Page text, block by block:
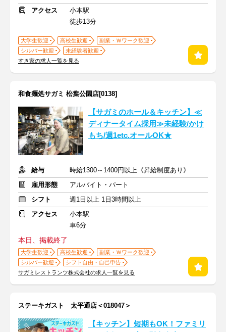
アクセス
小本駅
徒歩13分
大学生歓迎 高校生歓迎
副業・Ｗワーク歓迎
シルバー歓迎
未経験者歓迎
すき家の求人一覧を見る
和食麺処サガミ 松葉公園店[0138]
【サガミのホール＆キッチン】≪
ディナータイム採用≫未経験/かけ
もち/週1etc.オールOK★
給与
時給1300～1400円以上《昇給制度あり》
雇用形態
アルバイト・パート
シフト
週1日以上 1日3時間以上
アクセス
小本駅
車6分
本日、掲載終了
大学生歓迎 高校生歓迎
副業・Ｗワーク歓迎
シルバー歓迎
シフト自由・自己申告
サガミレストランツ株式会社の求人一覧を見る
ステーキガスト 太平通店＜018047＞
【キッチン】短期もOK！ファミリ